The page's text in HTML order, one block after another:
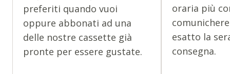
preferiti quando vuoi
oppure abbonati ad una
delle nostre cassette già
pronte per essere gustate.
oraria più
esatto la
consegna.